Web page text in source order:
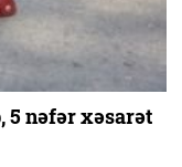
5 nəfər xəsarət